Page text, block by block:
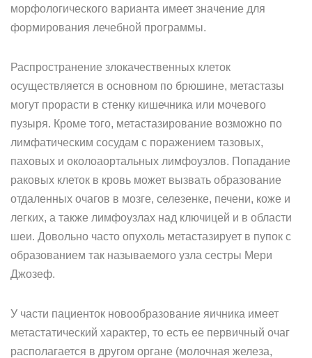
морфологического варианта имеет значение для
формирования лечебной программы.
Распространение злокачественных клеток
осуществляется в основном по брюшине, метастазы
могут прорасти в стенку кишечника или мочевого
пузыря. Кроме того, метастазирование возможно по
лимфатическим сосудам с поражением тазовых,
паховых и околоаортальных лимфоузлов. Попадание
раковых клеток в кровь может вызвать образование
отдаленных очагов в мозге, селезенке, печени, коже и
легких, а также лимфоузлах над ключицей и в области
шеи. Довольно часто опухоль метастазирует в пупок с
образованием так называемого узла сестры Мери
Джозеф.
У части пациенток новообразование яичника имеет
метастатический характер, то есть ее первичный очаг
располагается в другом органе (молочная железа,